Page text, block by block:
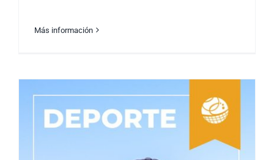
Elevando el Espíritu
Más información